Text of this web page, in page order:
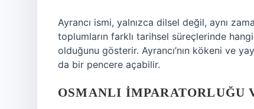
Ayrancı ismi, yalnızca dilsel değil, aynı
toplumların farklı tarihsel süreçlerinde
olduğunu gösterir. Ayrancı’nın kökeni ve
da bir pencere açabilir.
OSMANLI